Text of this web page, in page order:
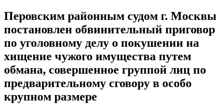
Перовским районным судом г. Москвы
постановлен обвинительный приговор
по уголовному делу о покушении на
хищение чужого имущества путем
обмана, совершенное группой лиц по
предварительному сговору в особо
крупном размере